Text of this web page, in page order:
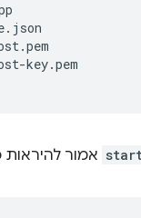
key.pem
אמור להיראות כך: